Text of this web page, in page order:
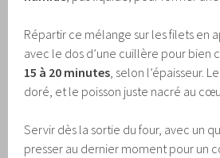
Répartir ce mélange sur les filets en
avec le dos d’une cuillère pour bien
15 à 20 minutes, selon l’épaisseur.
doré, et le poisson juste nacré au
Servir dès la sortie du four, avec un
presser au dernier moment pour un